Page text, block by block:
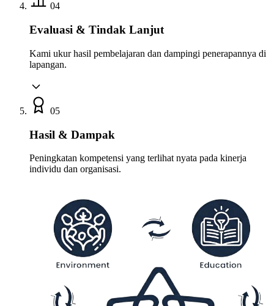
04
Evaluasi & Tindak Lanjut
Kami ukur hasil pembelajaran dan dampingi penerapannya di
lapangan.
05
Hasil & Dampak
Peningkatan kompetensi yang terlihat nyata pada kinerja
individu dan organisasi.